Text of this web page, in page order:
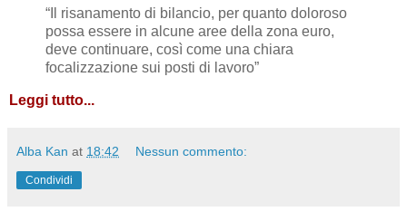
“Il risanamento di bilancio, per quanto doloroso
possa essere in alcune aree della zona euro,
deve continuare, così come una chiara
focalizzazione sui posti di lavoro”
Leggi tutto...
Alba Kan at 18:42 Nessun commento:
Condividi